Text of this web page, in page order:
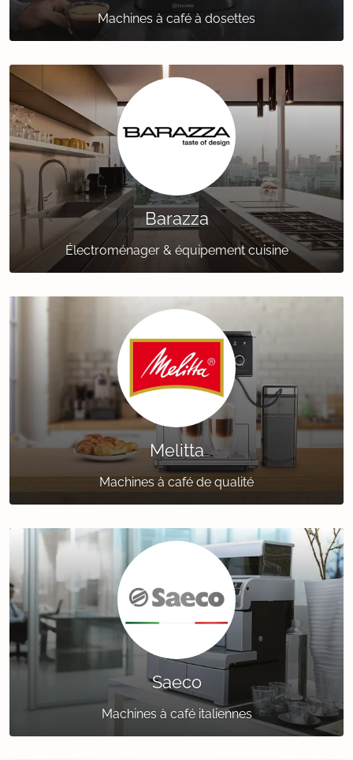
Machines à café à dosettes
Barazza
Électroménager & équipement cuisine
Melitta
Machines à café de qualité
Saeco
Machines à café italiennes